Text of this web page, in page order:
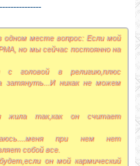
месте вопрос: Если мой
но мы сейчас постоянно на
с головой в религию,плюс
никак не можем
так,как он считает
при нем нет
собой все.
он мой кармический